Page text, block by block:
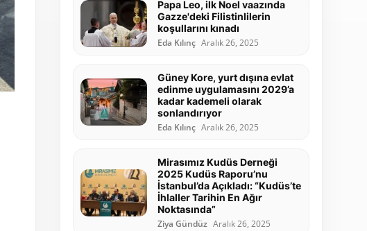
Papa Leo, ilk Noel vaazında
Gazze'deki Filistinlilerin
koşullarını kınadı
Eda Kılınç Aralık 26, 2025
Güney Kore, yurt dışına evlat
edinme uygulamasını 2029’a
kadar kademeli olarak
sonlandırıyor
Eda Kılınç Aralık 26, 2025
Mirasımız Kudüs Derneği
2025 Kudüs Raporu’nu
İstanbul’da Açıkladı: “Kudüs’te
İhlaller Tarihin En Ağır
Noktasında”
Ziya Gündüz Aralık 26, 2025